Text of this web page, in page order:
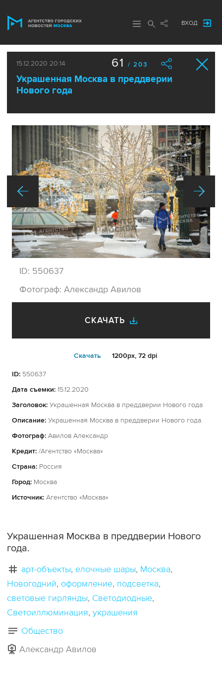
ВХОД
15.12.2020 20:14
Украшенная Москва в преддверии
Нового года
61 / 203
ID: 550637
Фотограф: Александр Авилов
СКАЧАТЬ
Cкачать 1200px, 72 dpi
ID: 550637
Дата съемки: 15.12.2020
Заголовок: Украшенная Москва в преддверии Нового года
Описание: Украшенная Москва в преддверии Нового года.
Фотограф: Авилов Александр
Кредит: /Агентство «Москва»
Страна: Россия
Город: Москва
Источник: Агентство «Москва»
Украшенная Москва в преддверии Нового
года.
арт-объекты елочные шары Москва
Новогодний оформление подсветка
световые гирлянды Светодиодные
Светоиллюминация украшения
Общество
Александр Авилов